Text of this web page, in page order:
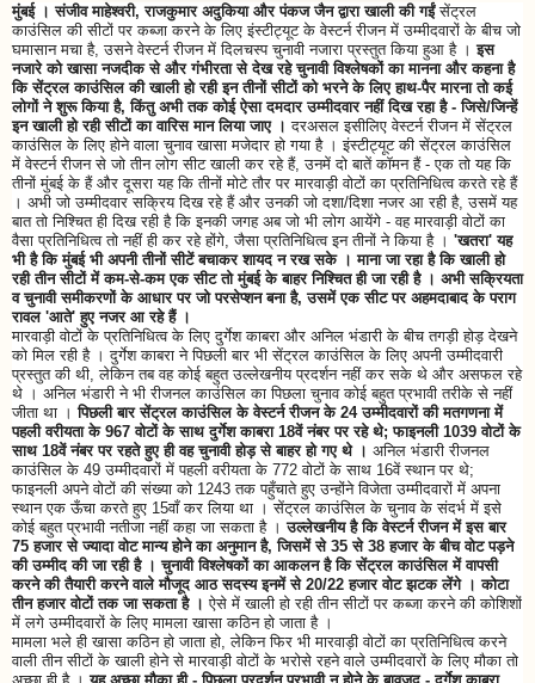
मुंबई । संजीव माहेश्वरी, राजकुमार अदुकिया और पंकज जैन द्वारा खाली की गईंसेंट्रल
काउंसिल की सीटों पर कब्जा करने के लिए इंस्टीट्यूट के वेस्टर्न रीजन में उम्मीदवारों के बीच जो
घमासान मचा है, उसने वेस्टर्न रीजन में दिलचस्प चुनावी नजारा प्रस्तुत किया हुआ है ।इस
नजारे को खासा नजदीक से और गंभीरता से देख रहे चुनावी विश्लेषकों का मानना और कहना है
कि सेंट्रल काउंसिल की खाली हो रही इन तीनों सीटों को भरने के लिए हाथ-पैर मारना तो कई
लोगों ने शुरू किया है, किंतु अभी तक कोई ऐसा दमदार उम्मीदवार नहीं दिख रहा है - जिसे/जिन्हें
इन खाली हो रही सीटों का वारिस मान लिया जाए । दरअसल इसीलिए वेस्टर्न रीजन में सेंट्रल
काउंसिल के लिए होने वाला चुनाव खासा मजेदार हो गया है । इंस्टीट्यूट की सेंट्रल काउंसिल
में वेस्टर्न रीजन से जो तीन लोग सीट खाली कर रहे हैं, उनमें दो बातें कॉमन हैं - एक तो यह कि
तीनों मुंबई के हैं और दूसरा यह कि तीनों मोटे तौर पर मारवाड़ी वोटों का प्रतिनिधित्व करते रहे हैं
। अभी जो उम्मीदवार सक्रिय दिख रहे हैं और उनकी जो दशा/दिशा नजर आ रही है, उसमें यह
बात तो निश्चित ही दिख रही है कि इनकी जगह अब जो भी लोग आयेंगे - वह मारवाड़ी वोटों का
वैसा प्रतिनिधित्व तो नहीं ही कर रहे होंगे, जैसा प्रतिनिधित्व इन तीनों ने किया है । 'खतरा' यह
भी है कि मुंबई भी अपनी तीनों सीटें बचाकर शायद न रख सके । माना जा रहा है कि खाली हो
रही तीन सीटों में कम-से-कम एक सीट तो मुंबई के बाहर निश्चित ही जा रही है । अभी सक्रियता
व चुनावी समीकरणों के आधार पर जो परसेप्शन बना है, उसमें एक सीट पर अहमदाबाद के पराग
रावल 'आते' हुए नजर आ रहे हैं ।
मारवाड़ी वोटों के प्रतिनिधित्व के लिए दुर्गेश काबरा और अनिल भंडारी के बीच तगड़ी होड़ देखने
को मिल रही है । दुर्गेश काबरा ने पिछली बार भी सेंट्रल काउंसिल के लिए अपनी उम्मीदवारी
प्रस्तुत की थी, लेकिन तब वह कोई बहुत उल्लेखनीय प्रदर्शन नहीं कर सके थे और असफल रहे
थे । अनिल भंडारी ने भी रीजनल काउंसिल का पिछला चुनाव कोई बहुत प्रभावी तरीके से नहीं
जीता था ।पिछली बार सेंट्रल काउंसिल के वेस्टर्न रीजन के 24 उम्मीदवारों की मतगणना में
पहली वरीयता के 967 वोटों के साथ दुर्गेश काबरा 18वें नंबर पर रहे थे; फाइनली 1039 वोटों के
साथ 18वें नंबर पर रहते हुए ही वह चुनावी होड़ से बाहर हो गए थे । अनिल भंडारी रीजनल
काउंसिल के 49 उम्मीदवारों में पहली वरीयता के 772 वोटों के साथ 16वें स्थान पर थे;
फाइनली अपने वोटों की संख्या को 1243 तक पहुँचाते हुए उन्होंने विजेता उम्मीदवारों में अपना
स्थान एक ऊँचा करते हुए 15वाँ कर लिया था । सेंट्रल काउंसिल के चुनाव के संदर्भ में इसे
कोई बहुत प्रभावी नतीजा नहीं कहा जा सकता है ।उल्लेखनीय है कि वेस्टर्न रीजन में इस बार
75 हजार से ज्यादा वोट मान्य होने का अनुमान है, जिसमें से 35 से 38 हजार के बीच वोट पड़ने
की उम्मीद की जा रही है । चुनावी विश्लेषकों का आकलन है कि सेंट्रल काउंसिल में वापसी
करने की तैयारी करने वाले मौजूद आठ सदस्य इनमें से 20/22 हजार वोट झटक लेंगे । कोटा
तीन हजार वोटों तक जा सकता है । ऐसे में खाली हो रही तीन सीटों पर कब्जा करने की कोशिशों
में लगे उम्मीदवारों के लिए मामला खासा कठिन हो जाता है ।
मामला भले ही खासा कठिन हो जाता हो, लेकिन फिर भी मारवाड़ी वोटों का प्रतिनिधित्व करने
वाली तीन सीटों के खाली होने से मारवाड़ी वोटों के भरोसे रहने वाले उम्मीदवारों के लिए मौका तो